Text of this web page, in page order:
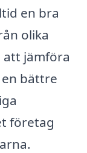
en bra
olika
jämföra
bättre
företag